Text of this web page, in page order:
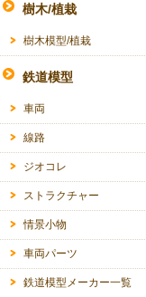
樹木/植栽
樹木模型/植栽
鉄道模型
車両
線路
ジオコレ
ストラクチャー
情景小物
車両パーツ
鉄道模型メーカー一覧